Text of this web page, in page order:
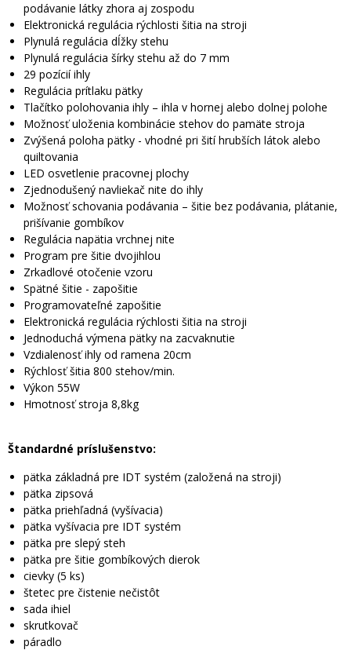
podávanie látky zhora aj zospodu
Elektronická regulácia rýchlosti šitia na stroji
Plynulá regulácia dĺžky stehu
Plynulá regulácia šírky stehu až do 7 mm
29 pozícií ihly
Regulácia prítlaku pätky
Tlačítko polohovania ihly – ihla v hornej alebo dolnej polohe
Možnosť uloženia kombinácie stehov do pamäte stroja
Zvýšená poloha pätky - vhodné pri šití hrubších látok alebo
quiltovania
LED osvetlenie pracovnej plochy
Zjednodušený navliekač nite do ihly
Možnosť schovania podávania – šitie bez podávania, plátanie,
prišívanie gombíkov
Regulácia napätia vrchnej nite
Program pre šitie dvojihlou
Zrkadlové otočenie vzoru
Spätné šitie - zapošitie
Programovateľné zapošitie
Elektronická regulácia rýchlosti šitia na stroji
Jednoduchá výmena pätky na zacvaknutie
Vzdialenosť ihly od ramena 20cm
Rýchlosť šitia 800 stehov/min.
Výkon 55W
Hmotnosť stroja 8,8kg
Štandardné príslušenstvo:
pätka základná pre IDT systém (založená na stroji)
pätka zipsová
pätka priehľadná (vyšívacia)
pätka vyšívacia pre IDT systém
pätka pre slepý steh
pätka pre šitie gombíkových dierok
cievky (5 ks)
štetec pre čistenie nečistôt
sada ihiel
skrutkovač
páradlo